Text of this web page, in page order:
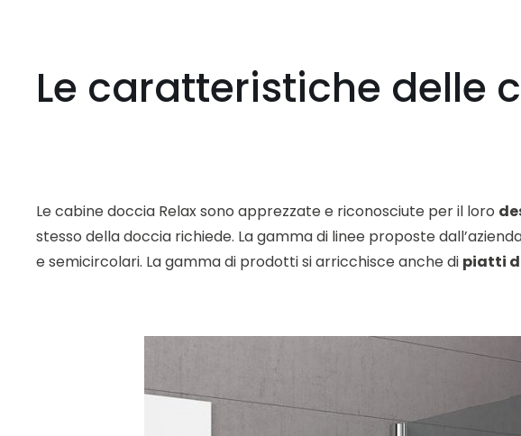
Le caratteristiche delle
Le cabine doccia Relax sono apprezzate e riconosciute per il loro
stesso della doccia richiede. La gamma di linee proposte
e semicircolari. La gamma di prodotti si arricchisce anche di piatti